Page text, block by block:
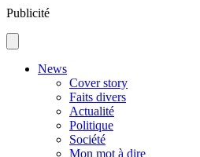
Publicité
News
Cover story
Faits divers
Actualité
Politique
Société
Mon mot à dire